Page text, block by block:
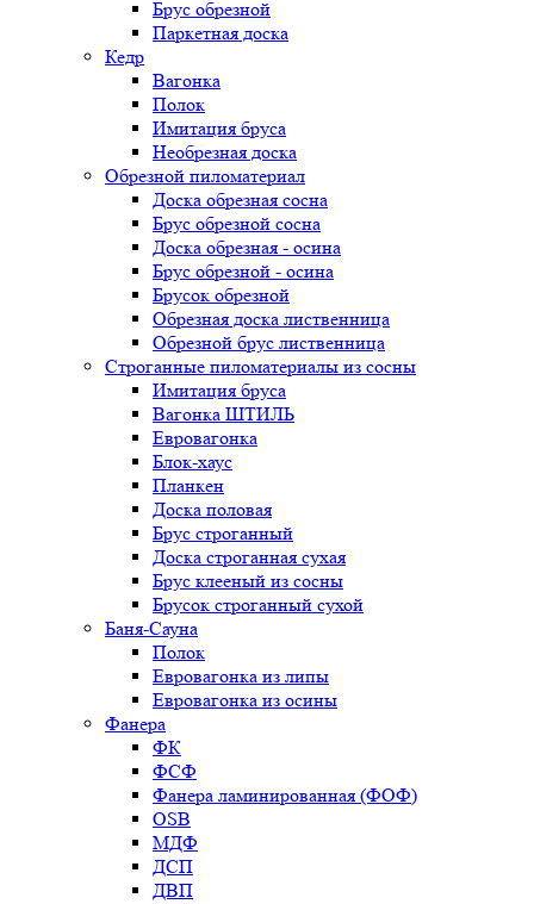
Брус обрезной
Паркетная доска
Кедр
Вагонка
Полок
Имитация бруса
Необрезная доска
Обрезной пиломатериал
Доска обрезная сосна
Брус обрезной сосна
Доска обрезная - осина
Брус обрезной - осина
Брусок обрезной
Обрезная доска лиственница
Обрезной брус лиственница
Строганные пиломатериалы из сосны
Имитация бруса
Вагонка ШТИЛЬ
Евровагонка
Блок-хаус
Планкен
Доска половая
Брус строганный
Доска строганная сухая
Брус клееный из сосны
Брусок строганный сухой
Баня-Сауна
Полок
Евровагонка из липы
Евровагонка из осины
Фанера
ФК
ФСФ
Фанера ламинированная (ФОФ)
OSB
МДФ
ДСП
ДВП